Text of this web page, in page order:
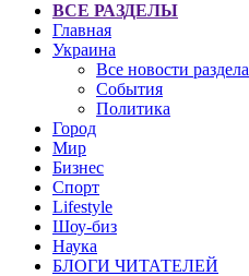
ВСЕ РАЗДЕЛЫ
Главная
Украина
Все новости раздела
События
Политика
Город
Мир
Бизнес
Спорт
Lifestyle
Шоу-биз
Наука
БЛОГИ ЧИТАТЕЛЕЙ